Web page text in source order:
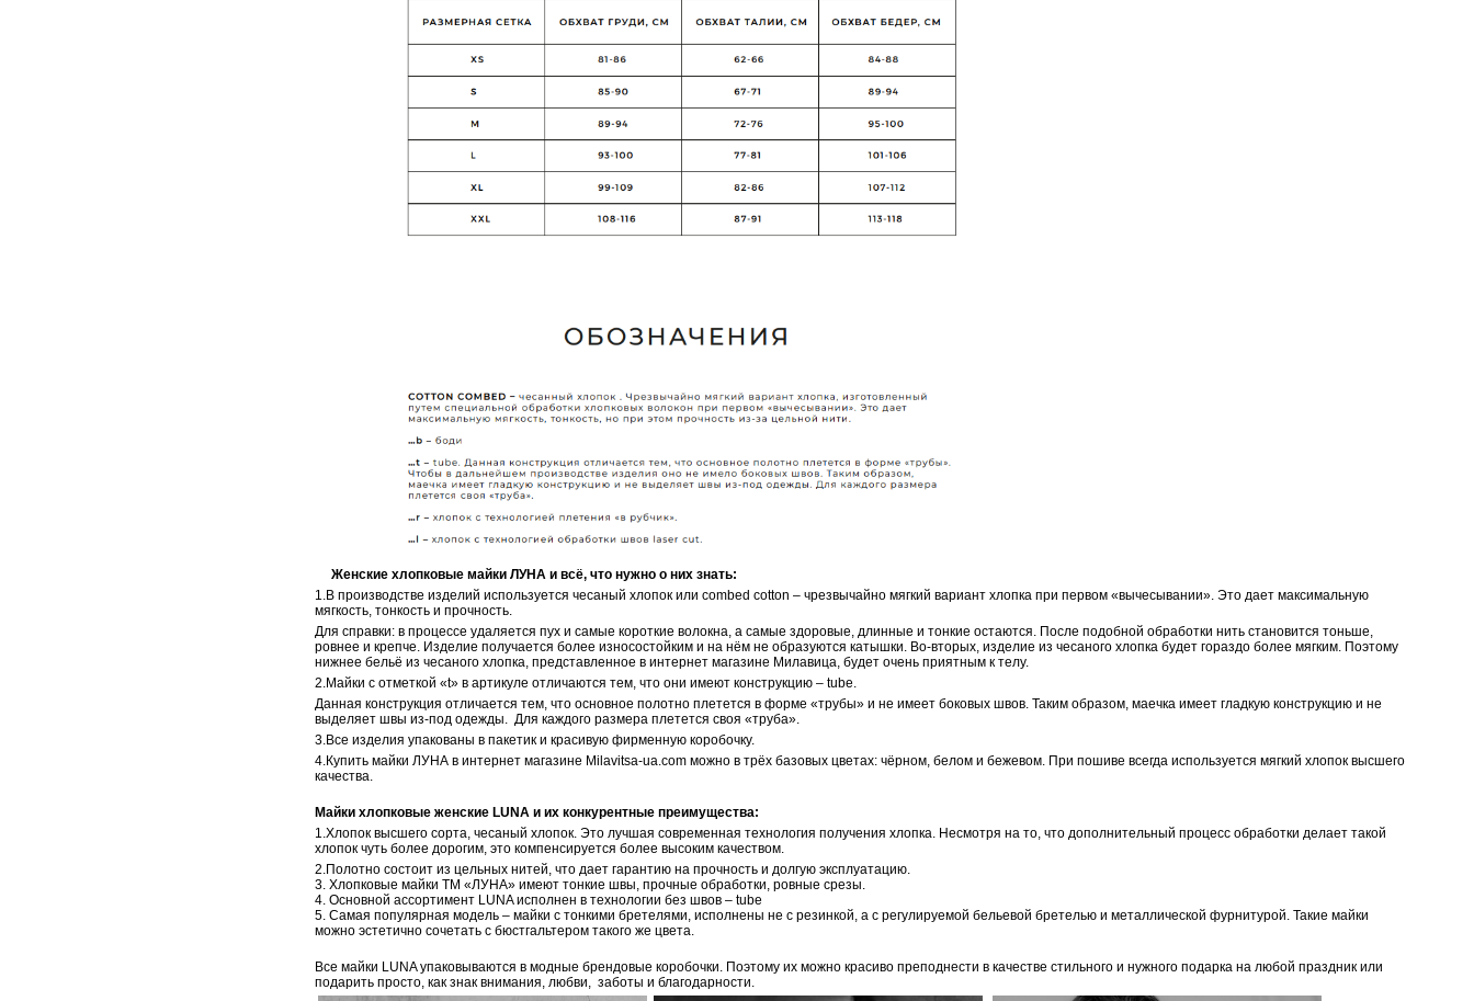
Женские хлопковые майки ЛУНА и всё, что нужно о них знать:
1.В производстве изделий используется чесаный хлопок или combed cotton – чрезвычайно мягкий вариант хлопка при первом «вычесывании». Это дает максимальную
мягкость, тонкость и прочность.
Для справки: в процессе удаляется пух и самые короткие волокна, а самые здоровые, длинные и тонкие остаются. После подобной обработки нить становится тоньше,
ровнее и крепче. Изделие получается более износостойким и на нём не образуются катышки. Во-вторых, изделие из чесаного хлопка будет гораздо более мягким. Поэтому
нижнее бельё из чесаного хлопка, представленное в интернет магазине Милавица, будет очень приятным к телу.
2.Майки с отметкой «t» в артикуле отличаются тем, что они имеют конструкцию – tube.
Данная конструкция отличается тем, что основное полотно плетется в форме «трубы» и не имеет боковых швов. Таким образом, маечка имеет гладкую конструкцию и не
выделяет швы из-под одежды. Для каждого размера плетется своя «труба».
3.Все изделия упакованы в пакетик и красивую фирменную коробочку.
4.Купить майки ЛУНА в интернет магазине Milavitsa-ua.com можно в трёх базовых цветах: чёрном, белом и бежевом. При пошиве всегда используется мягкий хлопок высшего
качества.
Майки хлопковые женские LUNA и их конкурентные преимущества:
1.Хлопок высшего сорта, чесаный хлопок. Это лучшая современная технология получения хлопка. Несмотря на то, что дополнительный процесс обработки делает такой
хлопок чуть более дорогим, это компенсируется более высоким качеством.
2.Полотно состоит из цельных нитей, что дает гарантию на прочность и долгую эксплуатацию.
3. Хлопковые майки ТМ «ЛУНА» имеют тонкие швы, прочные обработки, ровные срезы.
4. Основной ассортимент LUNA исполнен в технологии без швов – tube
5. Самая популярная модель – майки с тонкими бретелями, исполнены не с резинкой, а с регулируемой бельевой бретелью и металлической фурнитурой. Такие майки
можно эстетично сочетать с бюстгальтером такого же цвета.
Все майки LUNA упаковываются в модные брендовые коробочки. Поэтому их можно красиво преподнести в качестве стильного и нужного подарка на любой праздник или
подарить просто, как знак внимания, любви, заботы и благодарности.